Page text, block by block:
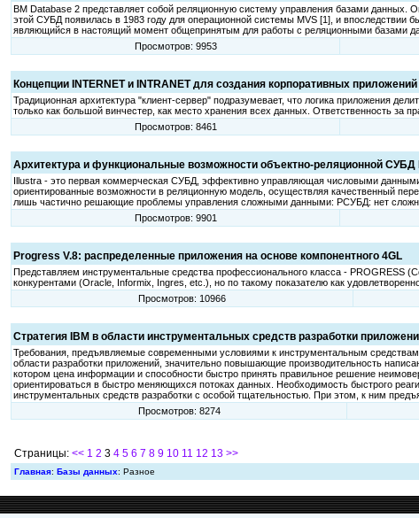
BM Database 2 представляет собой реляционную систему управления базами данных.
этой СУБД появилась в 1983 году для операционной системы MVS [1], и
являющийся в настоящий момент общепринятым для работы с реляционными базами
Просмотров: 9953
Концепции INTERNET и INTRANET для создания корпоративных
Традиционная архитектура "клиент-сервер" подразумевает, что логика приложения
только как большой винчестер, как место хранения всех данных. Ответственность за
Просмотров: 8461
Архитектура и функциональные возможности объектно-реляционной СУБД
Illustra - это первая коммерческая СУБД, эффективно управляющая числовыми
ориентированные возможности в реляционную модель, осуществляя качественный
лишь частично решающие проблемы управления сложными данными: РСУБД: нет
Просмотров: 9901
Progress V.8: распределенные приложения на основе компонентного 4GL
Представляем инструментальные средства профессионального класса - PROGRESS
конкурентами (Oracle, Informix, Ingres, etc.), но по такому показателю как
Просмотров: 10966
Стратегия IBM в области инструментальных средств разработки
Требования, предъявляемые современными условиями к инструментальным
области разработки приложений, значительно повышающие производительность
котором цена информации и способности быстро принять правильное решение
ориентироваться в быстро меняющихся потоках данных. Необходимость быстрого
инструментальных средств разработки с особой тщательностью. При этом, к ним
Просмотров: 8274
Страницы: << 1 2 3 4 5 6 7 8 9 10 11 12 13 >>
Главная: Базы данных: Разное